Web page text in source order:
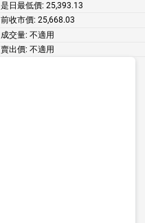
是日最低價: 25,393.13
前收市價: 25,668.03
成交量: 不適用
賣出價: 不適用